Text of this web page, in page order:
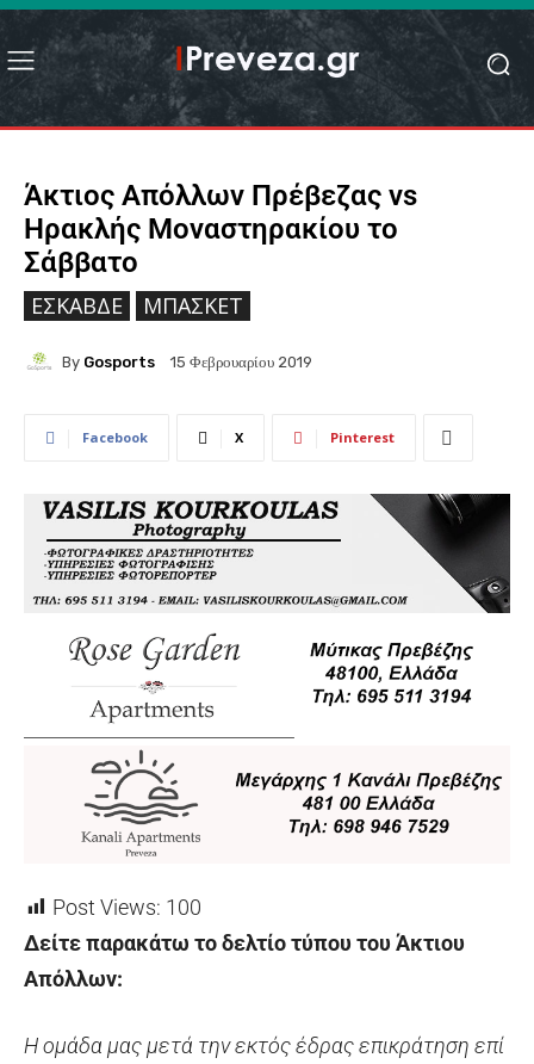
Άκτιος Απόλλων Πρέβεζας vs
Ηρακλής Μοναστηρακίου το
Σάββατο
ΕΣΚΑΒΔΕ ΜΠΆΣΚΕΤ
By Gosports 15 Φεβρουαρίου 2019
Facebook X Pinterest
Post Views: 100
Δείτε παρακάτω το δελτίο τύπου του Άκτιου
Απόλλων:
Η ομάδα μας μετά την εκτός έδρας επικράτηση επί